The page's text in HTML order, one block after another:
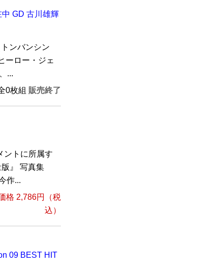
中 GD 古川雄輝
ンバンシン
ーロー・ジェ
...
0枚組 販売終了
トに所属す
』 写真集
作...
格 2,786円（税
込）
09 BEST HIT